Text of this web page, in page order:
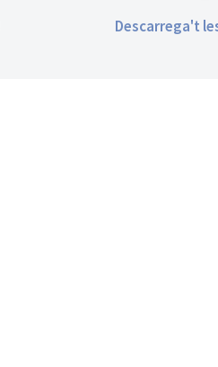
Descarrega't